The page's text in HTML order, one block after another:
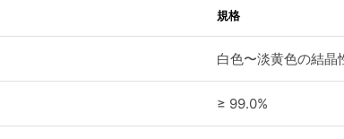
規格
白色〜淡黄色の結晶
≥ 99.0%